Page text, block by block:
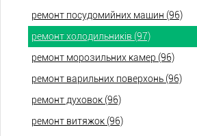
ремонт посудомийних машин (96)
ремонт холодильників (97)
ремонт морозильних камер (96)
ремонт варильних поверхонь (96)
ремонт духовок (96)
ремонт витяжок (96)